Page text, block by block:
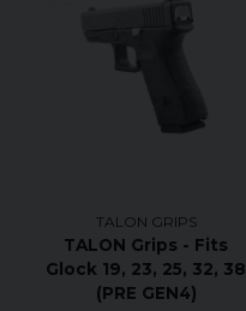
TALON GRIPS
TALON Grips - Fits
Glock 19, 23, 25, 32, 38
(PRE GEN4)